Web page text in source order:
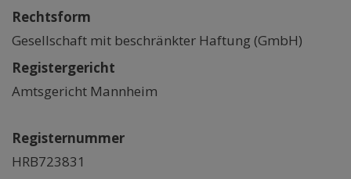
Rechtsform
Gesellschaft mit beschränkter Haftung (GmbH)
Registergericht
Amtsgericht Mannheim
Registernummer
HRB723831